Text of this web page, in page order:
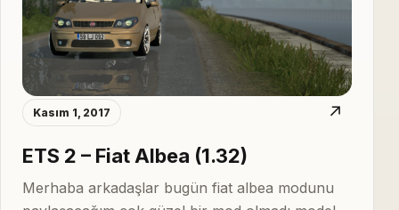
Kasım 1, 2017 ↗
ETS 2 – Fiat Albea (1.32)
Merhaba arkadaşlar bugün fiat albea modunu